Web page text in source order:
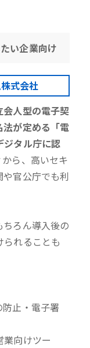
い企業向け
式会社
人型の電子契
が定める「電
ジタル庁に認
ら、高いセキ
官公庁でも利
ろん導入後の
れることも
止・電子署
向けツー